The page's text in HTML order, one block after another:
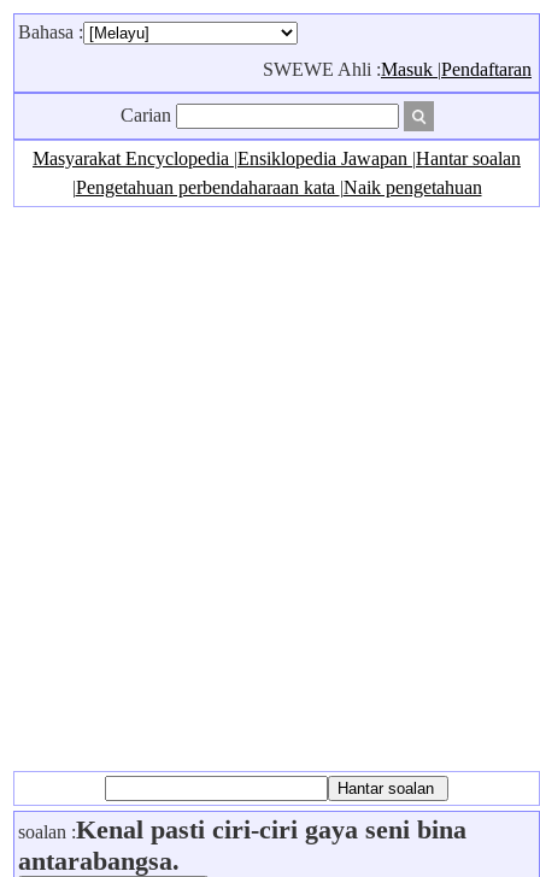
Bahasa :
SWEWE Ahli :Masuk |Pendaftaran
Carian
Masyarakat Encyclopedia |Ensiklopedia Jawapan |Hantar soalan
|Pengetahuan perbendaharaan kata |Naik pengetahuan
soalan :Kenal pasti ciri-ciri gaya seni bina
antarabangsa.